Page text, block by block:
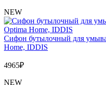
NEW
Сифон бутылочный для
Home, IDDIS
4965₽
NEW